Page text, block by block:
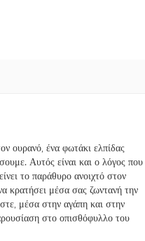
ουρανό, ένα φωτάκι ελπίδας
Αυτός είναι και ο λόγος που
το παράθυρο ανοιχτό στον
κρατήσει μέσα σας ζωντανή την
μέσα στην αγάπη και στην
στο οπισθόφυλλο του